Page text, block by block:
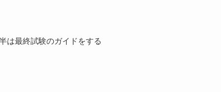
は最終試験のガイドをする